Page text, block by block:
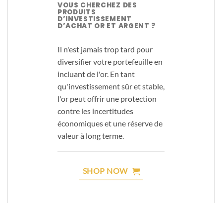
VOUS CHERCHEZ DES
PRODUITS
D’INVESTISSEMENT
D’ACHAT OR ET ARGENT ?
Il n'est jamais trop tard pour
diversifier votre portefeuille en
incluant de l'or. En tant
qu'investissement sûr et stable,
l'or peut offrir une protection
contre les incertitudes
économiques et une réserve de
valeur à long terme.
SHOP NOW